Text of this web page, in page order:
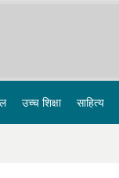
उच्च शिक्षा साहित्य